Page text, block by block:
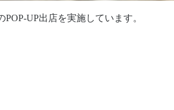
UP出店を実施しています。